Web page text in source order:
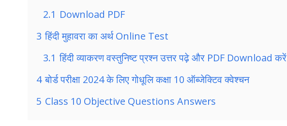
2.1 Download PDF
3 हिंदी मुहावरा का अर्थ Online Test
3.1 हिंदी व्याकरण वस्तुनिष्ट प्रश्न उत्तर पढ़े और PDF Download करें
4 बोर्ड परीक्षा 2024 के लिए गोधूलि कक्षा 10 ऑब्जेक्टिव क्वेश्चन
5 Class 10 Objective Questions Answers